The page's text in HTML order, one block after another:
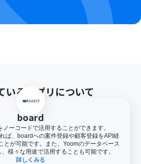
いるアプリについて
board
ーコードで活用することができます。
ば、boardへの案件登録や顧客登録をAPI経
とが可能です。また、Yoomのデータベース
様々な用途で活用することも可能です。
詳しくみる